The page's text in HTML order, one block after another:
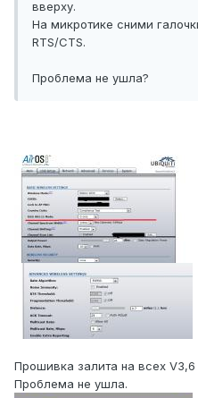
вверху.
На микротике сними
RTS/CTS.
Проблема не ушла?
Прошивка залита на всех
Проблема не ушла.